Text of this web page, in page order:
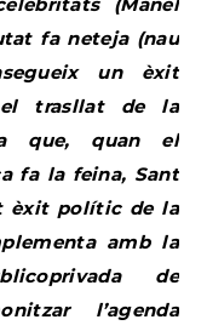
fa neteja (nau
un èxit
el trasllat de la
que, quan el
fa la feina, Sant
èxit polític de la
amb la
de
l’agenda